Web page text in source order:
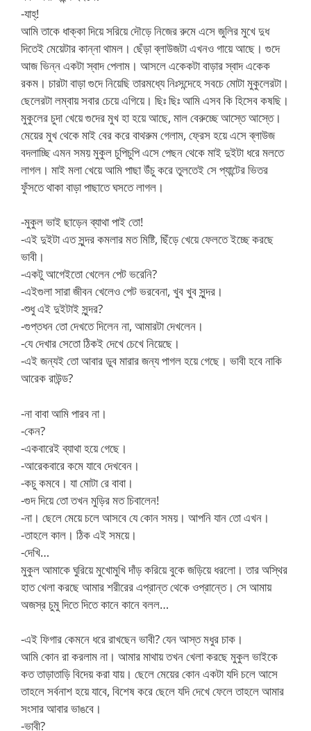
-যাহ্!
আমি তাকে ধাক্কা দিয়ে সরিয়ে দৌড়ে নিজের রুমে এসে জুলির মুখে দুধ
দিতেই মেয়েটার কান্না থামল। ছেঁড়া ব্লাউজটা এখনও গায়ে আছে। গুদে
আজ ভিন্ন একটা স্বাদ পেলাম। আসলে একেকটা বাড়ার স্বাদ একেক
রকম। চারটা বাড়া গুদে নিয়েছি তারমধ্যে নিঃসন্দেহে সবচে মোটা মুকুলেরটা।
ছেলেরটা লম্বায় সবার চেয়ে এগিয়ে। ছিঃ ছিঃ আমি এসব কি হিসেব কষছি।
মুকুলের চুদা খেয়ে গুদের মুখ হা হয়ে আছে, মাল বেরুচ্ছে আস্তে আস্তে।
মেয়ের মুখ থেকে মাই বের করে বাথরুম গেলাম, ফ্রেস হয়ে এসে ব্লাউজ
বদলাচ্ছি এমন সময় মুকুল চুপিচুপি এসে পেছন থেকে মাই দুইটা ধরে মলতে
লাগল। মাই মলা খেয়ে আমি পাছা উঁচু করে তুলতেই সে প্যান্টের ভিতর
ফুঁসতে থাকা বাড়া পাছাতে ঘসতে লাগল।
-মুকুল ভাই ছাড়েন ব্যাথা পাই তো!
-এই দুইটা এত সুন্দর কমলার মত মিষ্টি, ছিঁড়ে খেয়ে ফেলতে ইচ্ছে করছে
ভাবী।
-একটু আগেইতো খেলেন পেট ভরেনি?
-এইগুলা সারা জীবন খেলেও পেট ভরবেনা, খুব খুব সুন্দর।
-শুধু এই দুইটাই সুন্দর?
-গুপ্তধন তো দেখতে দিলেন না, আমারটা দেখলেন।
-যে দেখার সেতো ঠিকই দেখে চেখে নিয়েছে।
-এই জন্যই তো আবার ডুব মারার জন্য পাগল হয়ে গেছে। ভাবী হবে নাকি
আরেক রাউন্ড?
-না বাবা আমি পারব না।
-কেন?
-একবারেই ব্যাথা হয়ে গেছে।
-আরেকবারে কমে যাবে দেখবেন।
-কচু কমবে। যা মোটা রে বাবা।
-গুদ দিয়ে তো তখন মুড়ির মত চিবালেন!
-না। ছেলে মেয়ে চলে আসবে যে কোন সময়। আপনি যান তো এখন।
-তাহলে কাল। ঠিক এই সময়ে।
-দেখি…
মুকুল আমাকে ঘুরিয়ে মুখোমুখি দাঁড় করিয়ে বুকে জড়িয়ে ধরলো। তার অস্থির
হাত খেলা করছে আমার শরীরের এপ্রান্ত থেকে ওপ্রান্তে। সে আমায়
অজস্র চুমু দিতে দিতে কানে কানে বলল…
-এই ফিগার কেমনে ধরে রাখছেন ভাবী? যেন আস্ত মধুর চাক।
আমি কোন রা করলাম না। আমার মাথায় তখন খেলা করছে মুকুল ভাইকে
কত তাড়াতাড়ি বিদেয় করা যায়। ছেলে মেয়ের কোন একটা যদি চলে আসে
তাহলে সর্বনাশ হয়ে যাবে, বিশেষ করে ছেলে যদি দেখে ফেলে তাহলে আমার
সংসার আবার ভাঙবে।
-ভাবী?